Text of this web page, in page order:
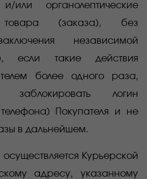
или органолептические
(заказа), без
независимой
если такие действия
более одного раза,
заблокировать логин
Покупателя и не
в дальнейшем.
Курьерской
адресу, указанному